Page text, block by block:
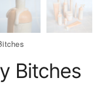
Bitches